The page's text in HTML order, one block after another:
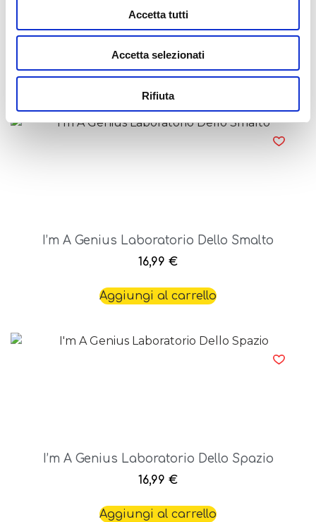
Accetta tutti
Accetta selezionati
Rifiuta
I’m A Genius Laboratorio Delle Matite
Aggiungi al carrello
I’m A Genius Laboratorio Dello Smalto
16,99 €
Aggiungi al carrello
I’m A Genius Laboratorio Dello Spazio
16,99 €
Aggiungi al carrello